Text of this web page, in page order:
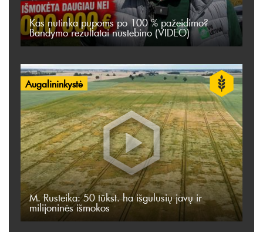
Kas nutinka pupoms po 100 % pažeidimo?
Bandymo rezultatai nustebino (VIDEO)
Augalininkystė
M. Rusteika: 50 tūkst. ha išgulusių javų ir
milijoninės išmokos